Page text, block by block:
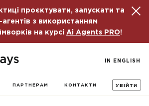
проєктувати, запускати та
з використанням
на курсі Ai Agents PRO!
ПАРТНЕРАМ КОНТАКТИ УВІЙТИ
IN ENGLISH